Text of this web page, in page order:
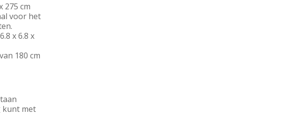
275 cm
voor het
x 6.8 x
180 cm
kunt met